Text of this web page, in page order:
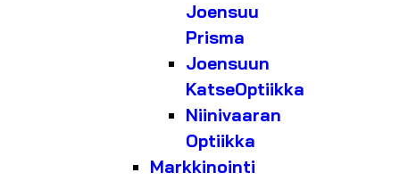
Joensuu
Prisma
Joensuun
KatseOptiikka
Niinivaaran
Optiikka
Markkinointi